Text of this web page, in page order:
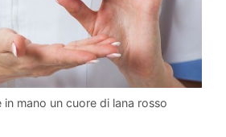
mano un cuore di lana rosso